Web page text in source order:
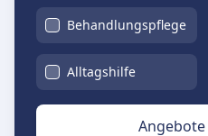
Behandlungspflege
Alltagshilfe